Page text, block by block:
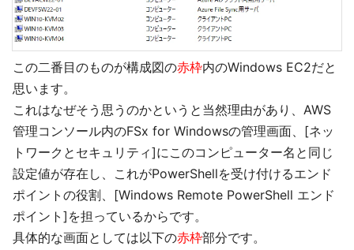
この二番目のものが構成図の赤枠内のWindows EC2だと
思います。
これはなぜそう思うのかというと当然理由があり、AWS
管理コンソール内のFSx for Windowsの管理画面、[ネッ
トワークとセキュリティ]にこのコンピューター名と同じ
設定値が存在し、これがPowerShellを受け付けるエンド
ポイントの役割、[Windows Remote PowerShell エンド
ポイント]を担っているからです。
具体的な画面としては以下の赤枠部分です。